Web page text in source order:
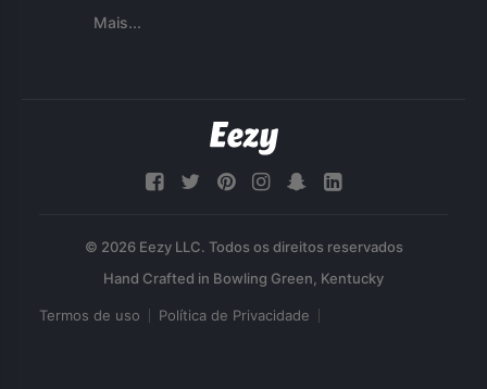
Mais...
© 2026 Eezy LLC. Todos os direitos reservados
Termos de uso Política de Privacidade